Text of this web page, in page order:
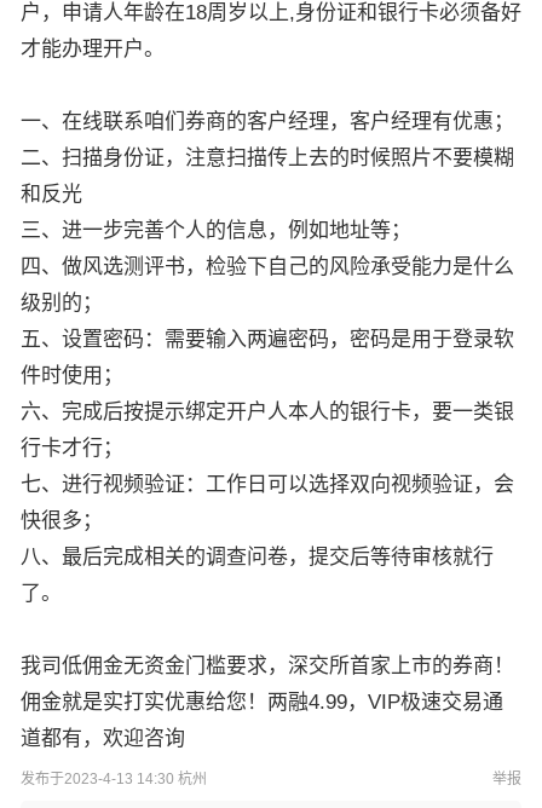
户，申请人年龄在18周岁以上,身份证和银行卡必须备好
才能办理开户。
一、在线联系咱们券商的客户经理，客户经理有优惠；
二、扫描身份证，注意扫描传上去的时候照片不要模糊
和反光
三、进一步完善个人的信息，例如地址等；
四、做风选测评书，检验下自己的风险承受能力是什么
级别的；
五、设置密码：需要输入两遍密码，密码是用于登录软
件时使用；
六、完成后按提示绑定开户人本人的银行卡，要一类银
行卡才行；
七、进行视频验证：工作日可以选择双向视频验证，会
快很多；
八、最后完成相关的调查问卷，提交后等待审核就行
了。
我司低佣金无资金门槛要求，深交所首家上市的券商！
佣金就是实打实优惠给您！两融4.99，VIP极速交易通
道都有，欢迎咨询
发布于2023-4-13 14:30 杭州 举报